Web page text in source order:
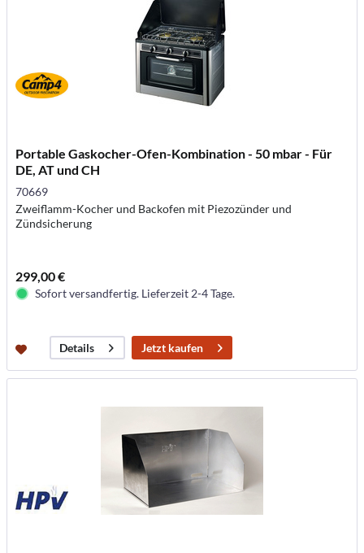
Portable Gaskocher-Ofen-Kombination - 50 mbar - Für
DE, AT und CH
70669
Zweiflamm-Kocher und Backofen mit Piezozünder und
Zündsicherung
299,00 €
Sofort versandfertig. Lieferzeit 2-4 Tage.
Details Jetzt kaufen